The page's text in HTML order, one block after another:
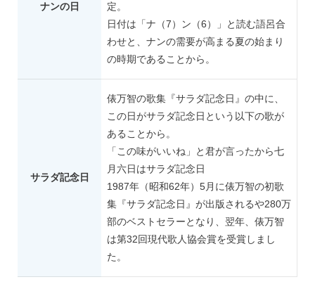
ナンの日
定。
日付は「ナ（7）ン（6）」と読む語呂合
わせと、ナンの需要が高まる夏の始まり
の時期であることから。
サラダ記念日
俵万智の歌集『サラダ記念日』の中に、
この日がサラダ記念日という以下の歌が
あることから。
「この味がいいね」と君が言ったから七
月六日はサラダ記念日
1987年（昭和62年）5月に俵万智の初歌
集『サラダ記念日』が出版されるや280万
部のベストセラーとなり、翌年、俵万智
は第32回現代歌人協会賞を受賞しまし
た。